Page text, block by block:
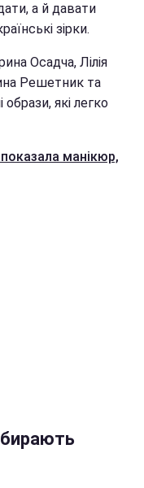
а й давати
зірки.
Осадча, Лілія
Решетник та
образи, які легко
манікюр,